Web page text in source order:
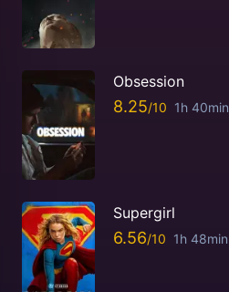
Obsession
8.25 1h 40min
Supergirl
6.56 1h 48min